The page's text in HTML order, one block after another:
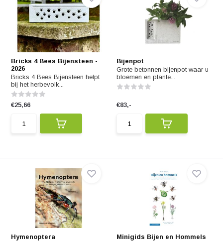
Bricks 4 Bees Bijensteen -
2026
Bricks 4 Bees Bijensteen helpt
bij het herbevolk...
€25,66
Bijenpot
Grote betonnen bijenpot waar u
bloemen en plante...
€83,-
Hymenoptera
Minigids Bijen en Hommels